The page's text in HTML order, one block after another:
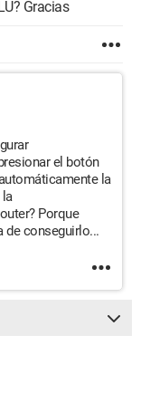
Gracias
el botón
la
Porque
de conseguirlo...